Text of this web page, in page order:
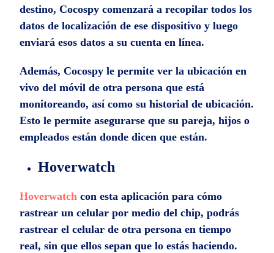
destino, Cocospy comenzará a recopilar todos los
datos de localización de ese dispositivo y luego
enviará esos datos a su cuenta en línea.
Además, Cocospy le permite ver la ubicación en
vivo del móvil de otra persona que está
monitoreando, así como su historial de ubicación.
Esto le permite asegurarse que su pareja, hijos o
empleados están donde dicen que están.
Hoverwatch
Hoverwatch con esta aplicación para cómo
rastrear un celular por medio del chip, podrás
rastrear el celular de otra persona en tiempo
real, sin que ellos sepan que lo estás haciendo.